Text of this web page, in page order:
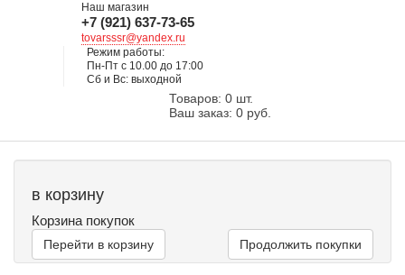
Наш магазин
+7 (921) 637-73-65
tovarsssr@yandex.ru
Режим работы:
Пн-Пт с 10.00 до 17:00
Сб и Вс: выходной
Товаров: 0 шт.
Ваш заказ: 0 руб.
в корзину
Корзина покупок
Перейти в корзину Продолжить покупки